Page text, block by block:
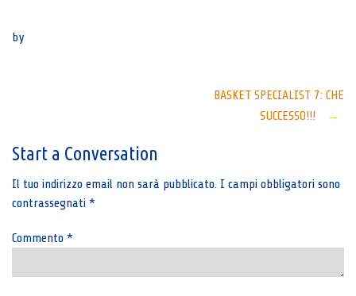
by
BASKET SPECIALIST 7: CHE
SUCCESSO!!!
→
Start a Conversation
Il tuo indirizzo email non sarà pubblicato. I campi obbligatori sono
contrassegnati *
Commento *